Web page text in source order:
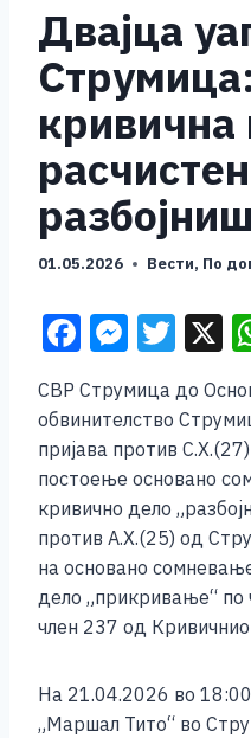
Двајца
кривична
01.05.2026 Вести, По
F
a
c
e
b
o
o
k
M
ss
e
n
g
er
T
wi
tt
er
X
СВР Струмица до
обвинителство
пријава против
постоење основано
кривично дело
против А.Х.(25) од
на основано
дело „прикривање“ по
член 237 од
На 21.04.2026 во
„Маршал Тито“ во